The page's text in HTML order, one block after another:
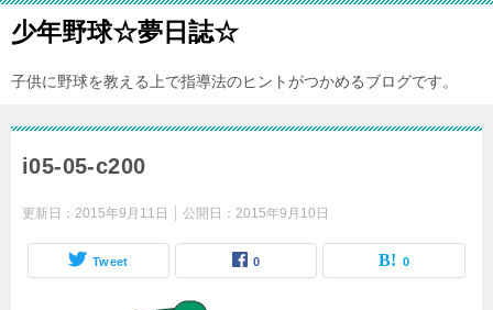
少年野球☆夢日誌☆
子供に野球を教える上で指導法のヒントがつかめるブログです。
i05-05-c200
更新日： 2015年9月11日 公開日： 2015年9月10日
Tweet 0 0